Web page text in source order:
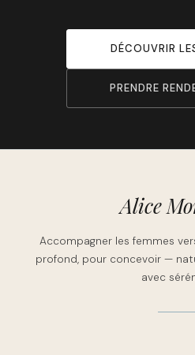
DÉCOUVRIR
PRENDRE
Alice
Accompagner les femmes
profond, pour concevoir —
avec